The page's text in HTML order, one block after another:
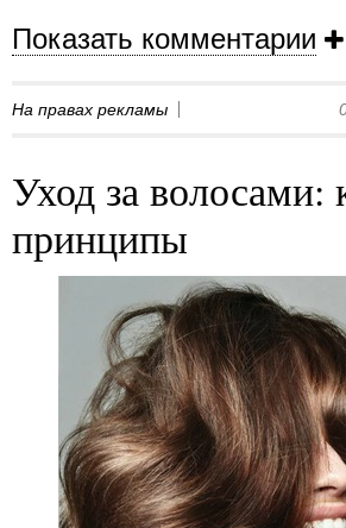
Показать комментарии
На правах рекламы
Уход за волосами:
принципы